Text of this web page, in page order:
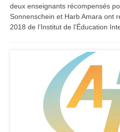
deux enseignants récompensés
Sonnenschein et Harb Amara ont
2018 de l’Institut de l’Éducation